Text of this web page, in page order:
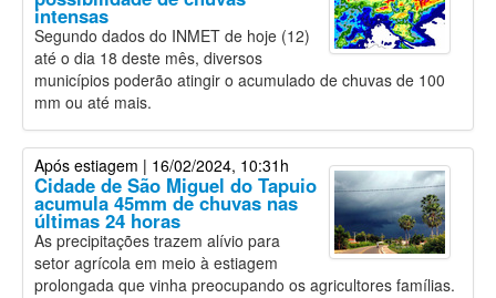
intensas
Segundo dados do INMET de hoje (12)
até o dia 18 deste mês, diversos
municípios poderão atingir o acumulado de chuvas de 100
mm ou até mais.
Após estiagem | 16/02/2024, 10:31h
Cidade de São Miguel do Tapuio
acumula 45mm de chuvas nas
últimas 24 horas
As precipitações trazem alívio para
setor agrícola em meio à estiagem
prolongada que vinha preocupando os agricultores famílias.